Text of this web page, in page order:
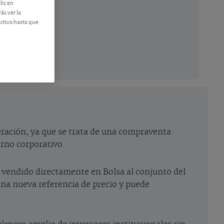
ya que se trata de una compraventa
corporativo.
directamente en Bolsa al conjunto del
nueva referencia de precio y puede
en
ver la
hasta que